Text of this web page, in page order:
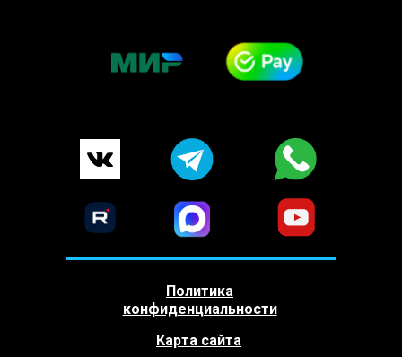
Политика
конфиденциальности
Карта сайта